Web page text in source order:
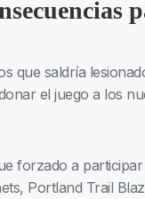
que saldría
el juego a los
forzado a
Portland Trail